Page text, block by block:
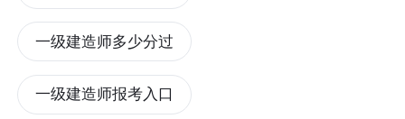
一级建造师多少分过
一级建造师报考入口